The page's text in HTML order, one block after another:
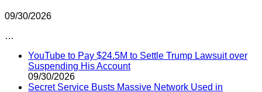
09/30/2026
…
YouTube to Pay $24.5M to Settle Trump Lawsuit over
Suspending His Account
09/30/2026
Secret Service Busts Massive Network Used in